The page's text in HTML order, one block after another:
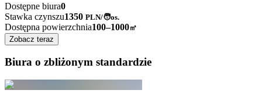
Dostępne biura0
Stawka czynszu1350 PLN/🧑os.
Dostępna powierzchnia100–1000㎡
Zobacz teraz
Biura o zbliżonym standardzie